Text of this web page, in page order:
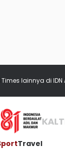
Times lainnya di IDN
Travel